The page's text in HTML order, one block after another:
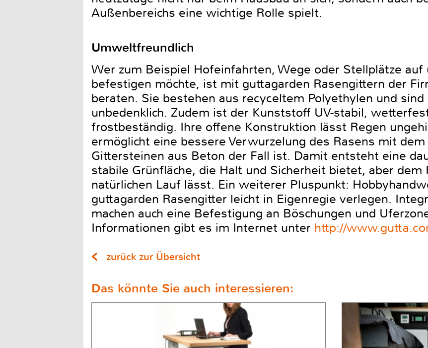
Außenbereichs eine wichtige Rolle spielt.
Umweltfreundlich
Wer zum Beispiel Hofeinfahrten, Wege oder Stellplätze
befestigen möchte, ist mit guttagarden Rasengittern der
beraten. Sie bestehen aus recyceltem Polyethylen und
unbedenklich. Zudem ist der Kunststoff UV-stabil,
frostbeständig. Ihre offene Konstruktion lässt Regen
ermöglicht eine bessere Verwurzelung des Rasens mit
Gittersteinen aus Beton der Fall ist. Damit entsteht eine
stabile Grünfläche, die Halt und Sicherheit bietet, aber dem
natürlichen Lauf lässt. Ein weiterer Pluspunkt:
guttagarden Rasengitter leicht in Eigenregie verlegen.
machen auch eine Befestigung an Böschungen und
Informationen gibt es im Internet unter http://
zurück zur Übersicht
Das könnte Sie auch interessieren: